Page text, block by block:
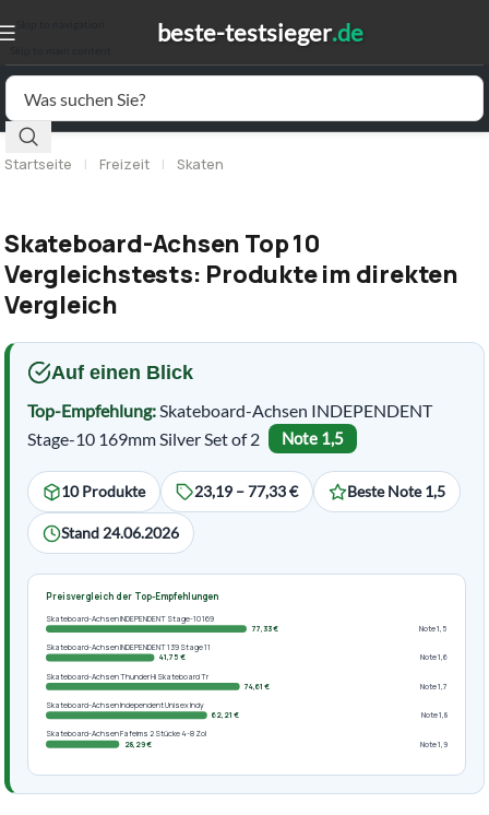
Startseite | Freizeit | Skaten
Skateboard-Achsen Top 10
Vergleichstests: Produkte im direkten
Vergleich
Auf einen Blick
Top-Empfehlung:Skateboard-Achsen INDEPENDENT
Stage-10 169mm Silver Set of 2
Note 1,5
10 Produkte 23,19 – 77,33 € Beste Note 1,5
Stand 24.06.2026
Preisvergleich der Top-Empfehlungen
Skateboard-Achsen INDEPENDENT Stage-10 169
77,33 €
Note 1,5
Skateboard-Achsen INDEPENDENT 139 Stage 11
41,75 €
Note 1,6
Skateboard-Achsen Thunder Hi Skateboard Tr
74,61 €
Note 1,7
Skateboard-Achsen Independent Unisex Indy
62,21 €
Note 1,8
Skateboard-Achsen Fafeims 2 Stücke 4-8 Zol
28,29 €
Note 1,9